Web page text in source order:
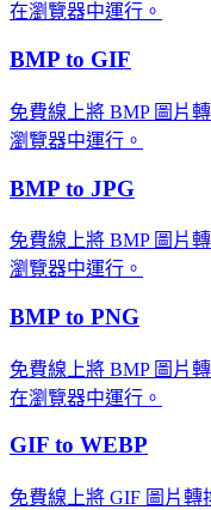
在瀏覽器中運行。
BMP to GIF
免費線上將 BMP 圖片
瀏覽器中運行。
BMP to JPG
免費線上將 BMP 圖片
瀏覽器中運行。
BMP to PNG
免費線上將 BMP 圖片
在瀏覽器中運行。
GIF to WEBP
免費線上將 GIF 圖片轉